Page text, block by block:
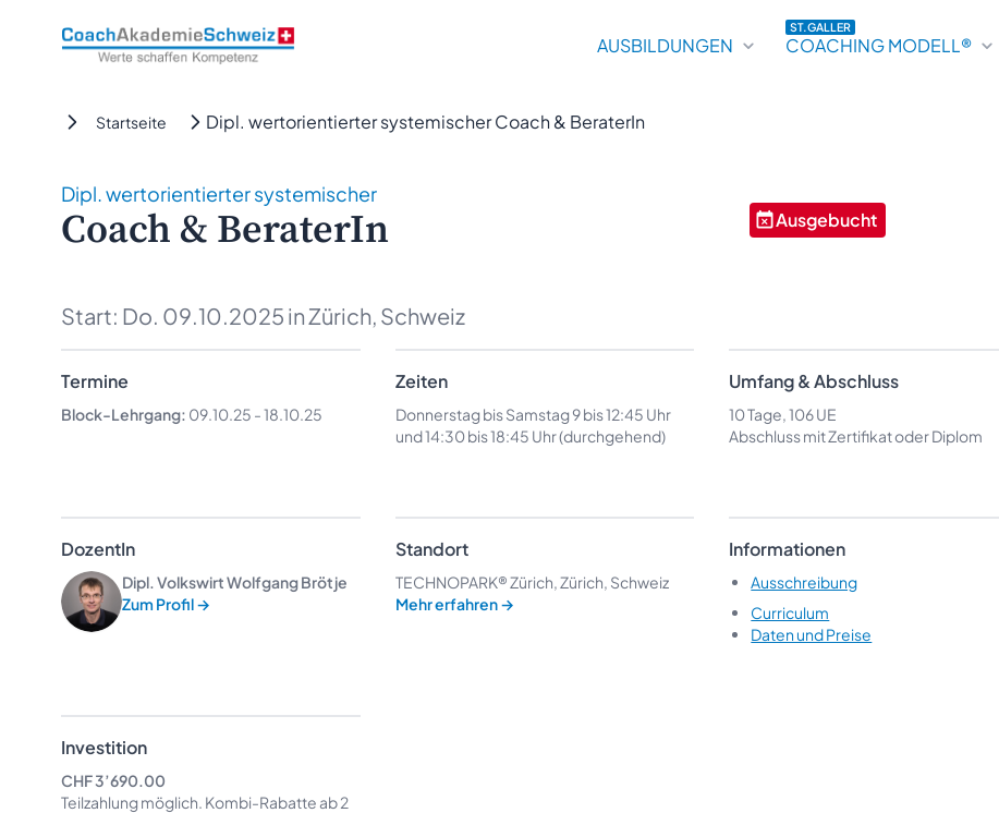
CoachAkademieSchweiz AUSBILDUNGEN
ST.GALLER
COACHING MODELL®
Startseite Dipl. wertorientierter systemischer Coach & BeraterIn
Dipl. wertorientierter systemischer
Coach & BeraterIn Ausgebucht
Start: Do. 09.10.2025 in Zürich, Schweiz
Termine
Block-Lehrgang: 09.10.25 -18.10.25
Zeiten
Donnerstag bis Samstag 9 bis 12:45 Uhr
und 14:30 bis 18:45 Uhr (durchgehend)
Umfang & Abschluss
10 Tage, 106 UE
Abschluss mit Zertifikat oder Diplom
DozentIn
Dipl. Volkswirt Wolfgang Brötje
Zum Profil→
Standort
TECHNOPARK® Zürich, Zürich, Schweiz
Mehr erfahren→
Informationen
Ausschreibung
Curriculum
Daten und Preise
Investition
CHF 3’690.00
Teilzahlung möglich. Kombi-Rabatte ab 2